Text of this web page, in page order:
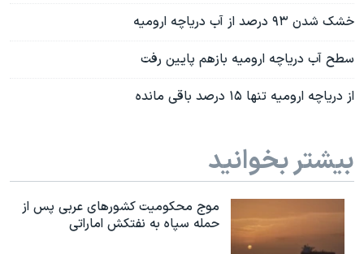
خشک شدن ٩۳ درصد از آب دریاچه ارومیه
سطح آب دریاچه ارومیه بازهم پایین رفت
از دریاچه ارومیه تنها ۱۵ درصد باقی مانده
بیشتر بخوانید
موج محکومیت کشورهای عربی پس از
حمله سپاه به نفتکش اماراتی